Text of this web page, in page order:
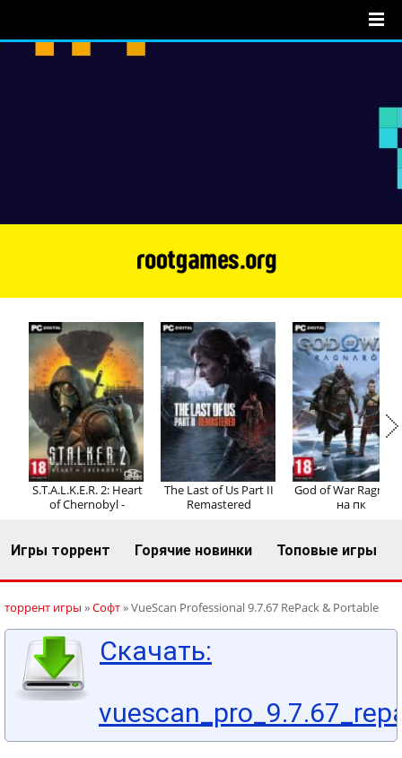
Регистрация Вход
S.T.A.L.K.E.R. 2: Heart
of Chernobyl -
The Last of Us Part II
Remastered
God of War
на пк
Игры торрент Горячие новинки Топовые игры
торрент игры »Софт» VueScan Professional 9.7.67 RePack & Portable
Скачать: